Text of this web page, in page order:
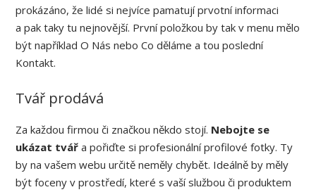
prokázáno, že lidé si nejvíce pamatují prvotní informaci
a pak taky tu nejnovější. První položkou by tak v menu mělo
být například O Nás nebo Co děláme a tou poslední
Kontakt.
Tvář prodává
Za každou firmou či značkou někdo stojí. Nebojte se
ukázat tvář a pořiďte si profesionální profilové fotky. Ty
by na vašem webu určitě neměly chybět. Ideálně by měly
být foceny v prostředí, které s vaší službou či produktem